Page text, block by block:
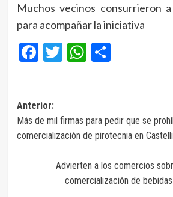
Muchos vecinos consurrieron
para acompañar la iniciativa
Facebook
Twitter
WhatsApp
Navegación
de
Anterior:
Más de mil firmas para pedir que se
comercialización de pirotecnia en Castelli
Advierten a los comercios
comercialización de